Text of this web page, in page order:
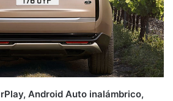
Android Auto inalámbrico,